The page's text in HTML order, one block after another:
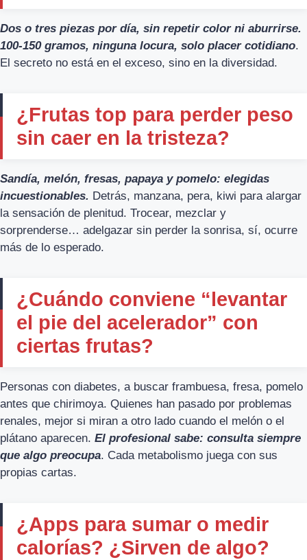
Dos o tres piezas por día, sin repetir color ni aburrirse.
100-150 gramos, ninguna locura, solo placer cotidiano.
El secreto no está en el exceso, sino en la diversidad.
¿Frutas top para perder peso
sin caer en la tristeza?
Sandía, melón, fresas, papaya y pomelo: elegidas
incuestionables. Detrás, manzana, pera, kiwi para alargar
la sensación de plenitud. Trocear, mezclar y
sorprenderse… adelgazar sin perder la sonrisa, sí, ocurre
más de lo esperado.
¿Cuándo conviene “levantar
el pie del acelerador” con
ciertas frutas?
Personas con diabetes, a buscar frambuesa, fresa, pomelo
antes que chirimoya. Quienes han pasado por problemas
renales, mejor si miran a otro lado cuando el melón o el
plátano aparecen. El profesional sabe: consulta siempre
que algo preocupa. Cada metabolismo juega con sus
propias cartas.
¿Apps para sumar o medir
calorías? ¿Sirven de algo?